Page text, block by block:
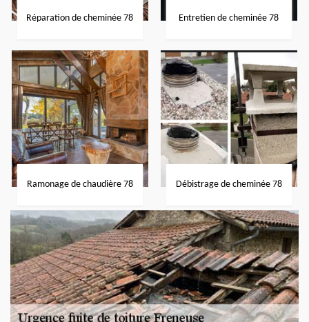
Réparation de cheminée 78 Entretien de cheminée 78
Ramonage de chaudière 78 Débistrage de cheminée 78